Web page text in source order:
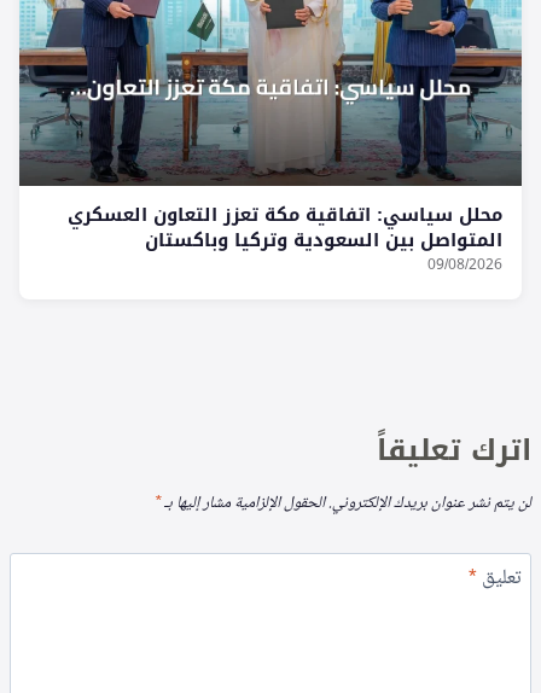
محلل سياسي: اتفاقية مكة تعزز التعاون العسكري
المتواصل بين السعودية وتركيا وباكستان
09/08/2026
اترك تعليقاً
لن يتم نشر عنوان بريدك الإلكتروني.الحقول الإلزامية مشار إليها بـ*
تعليق*